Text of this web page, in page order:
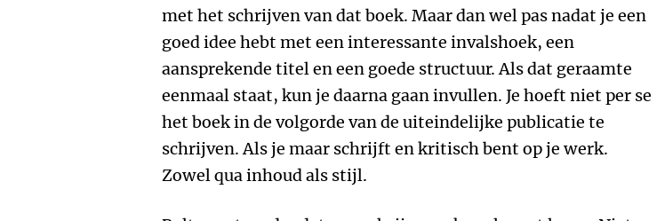
met het schrijven van dat boek. Maar dan wel pas nadat je een
goed idee hebt met een interessante invalshoek, een
aansprekende titel en een goede structuur. Als dat geraamte
eenmaal staat, kun je daarna gaan invullen. Je hoeft niet per se
het boek in de volgorde van de uiteindelijke publicatie te
schrijven. Als je maar schrijft en kritisch bent op je werk.
Zowel qua inhoud als stijl.